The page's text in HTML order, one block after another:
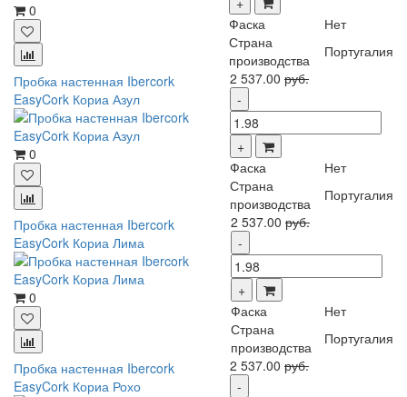
0
Фаска
Нет
Страна
производства
Португалия
Пробка настенная Ibercork
EasyCork Кориа Азул
0
2 537.00 руб.
Фаска
Нет
Страна
производства
Португалия
Пробка настенная Ibercork
EasyCork Кориа Лима
0
2 537.00 руб.
Фаска
Нет
Страна
производства
Португалия
Пробка настенная Ibercork
EasyCork Кориа Рохо
2 537.00 руб.